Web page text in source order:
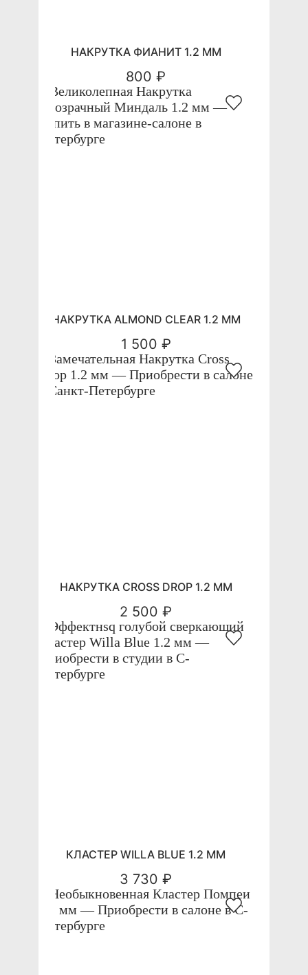
НАКРУТКА ФИАНИТ 1.2 ММ
800 ₽
НАКРУТКА ALMOND CLEAR 1.2 ММ
1 500 ₽
НАКРУТКА CROSS DROP 1.2 ММ
2 500 ₽
КЛАСТЕР WILLA BLUE 1.2 ММ
3 730 ₽